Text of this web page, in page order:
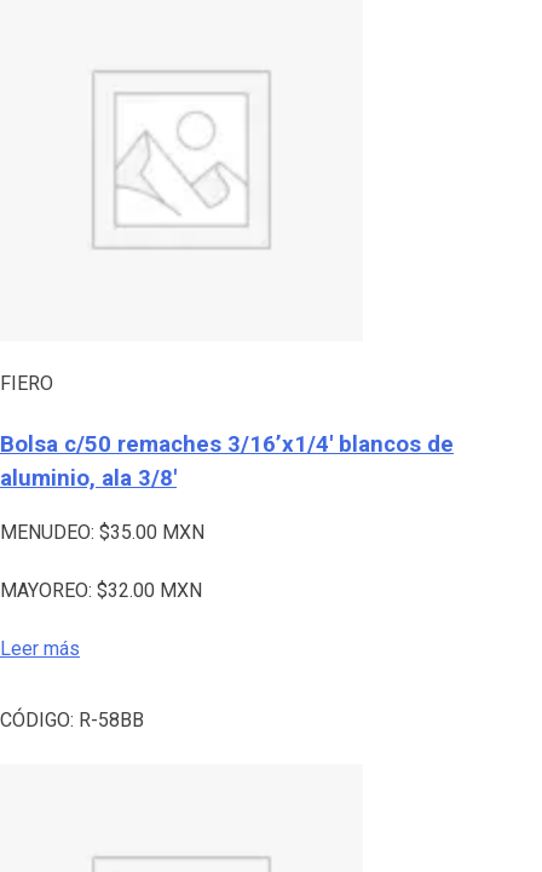
FIERO
Bolsa c/50 remaches 3/16’x1/4′ blancos de
aluminio, ala 3/8′
MENUDEO: $35.00 MXN
MAYOREO: $32.00 MXN
Leer más
CÓDIGO: R-58BB